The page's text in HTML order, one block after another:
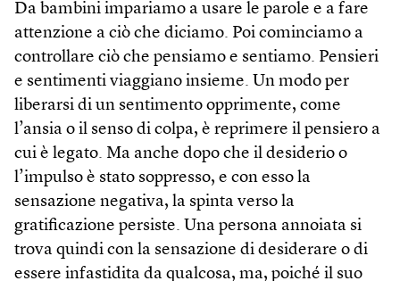
Da bambini impariamo a usare le parole e a fare
attenzione a ciò che diciamo. Poi cominciamo a
controllare ciò che pensiamo e sentiamo. Pensieri
e sentimenti viaggiano insieme. Un modo per
liberarsi di un sentimento opprimente, come
l’ansia o il senso di colpa, è reprimere il pensiero a
cui è legato. Ma anche dopo che il desiderio o
l’impulso è stato soppresso, e con esso la
sensazione negativa, la spinta verso la
gratificazione persiste. Una persona annoiata si
trova quindi con la sensazione di desiderare o di
essere infastidita da qualcosa, ma, poiché il suo